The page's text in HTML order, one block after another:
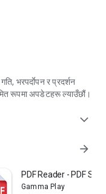
भरपर्दाेपन र प्रदर्शन
रूपमा अपडेटहरू ल्याउँछौं।
expand_more
arrow_forward
PDF Reader - PDF
Gamma Play